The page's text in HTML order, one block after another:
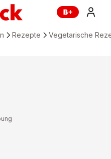
Rezepte Vegetarische